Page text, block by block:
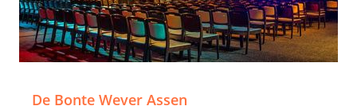
De Bonte Wever Assen